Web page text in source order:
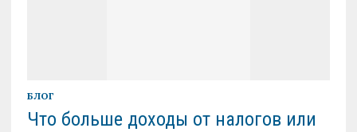
БЛОГ
Что больше доходы от налогов или